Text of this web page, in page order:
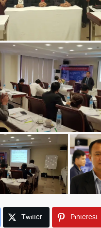
Twitter Pinterest